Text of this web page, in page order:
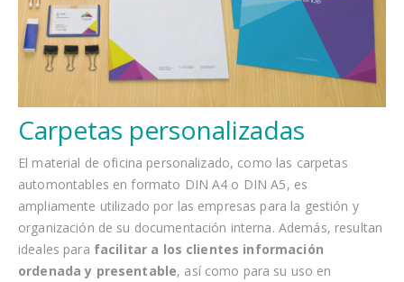
Carpetas personalizadas
El material de oficina personalizado, como las carpetas
automontables en formato DIN A4 o DIN A5, es
ampliamente utilizado por las empresas para la gestión y
organización de su documentación interna. Además, resultan
ideales para facilitar a los clientes información
ordenada y presentable, así como para su uso en